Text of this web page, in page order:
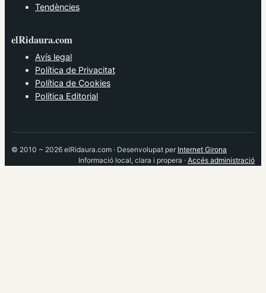
Tendències
elRidaura.com
Avís legal
Política de Privacitat
Política de Cookies
Política Editorial
© 2010 ~ 2026 elRidaura.com · Desenvolupat per Internet Girona
Informació local, clara i propera · Accés administració